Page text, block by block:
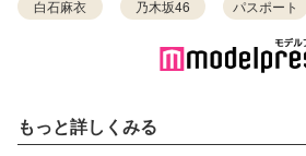
白石麻衣 乃木坂46 パスポート
もっと詳しくみる